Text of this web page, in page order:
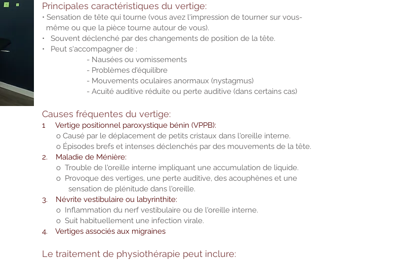
Principales caractéristiques du vertige:
• Sensation de tête qui tourne (vous avez l'impression de tourner sur vous-
même ou que la pièce tourne autour de vous).
• Souvent déclenché par des changements de position de la tête.
• Peut s'accompagner de :
- Nausées ou vomissements
- Problèmes d'équilibre
- Mouvements oculaires anormaux (nystagmus)
- Acuité auditive réduite ou perte auditive (dans certains cas)
Causes fréquentes du vertige:
1 Vertige positionnel paroxystique bénin (VPPB):
o Causé par le déplacement de petits cristaux dans l'oreille interne.
o Épisodes brefs et intenses déclenchés par des mouvements de la tête.
2. Maladie de Ménière:
o Trouble de l'oreille interne impliquant une accumulation de liquide.
o Provoque des vertiges, une perte auditive, des acouphènes et une
sensation de plénitude dans l'oreille.
3. Névrite vestibulaire ou labyrinthite:
o Inflammation du nerf vestibulaire ou de l'oreille interne.
o Suit habituellement une infection virale.
4. Vertiges associés aux migraines
Le traitement de physiothérapie peut inclure: